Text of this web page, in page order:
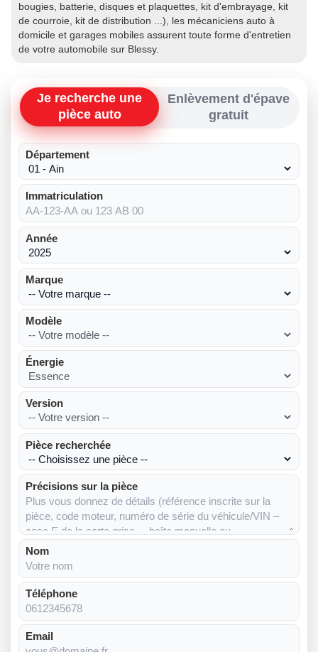
bougies, batterie, disques et plaquettes, kit d'embrayage, kit
de courroie, kit de distribution ...), les mécaniciens auto à
domicile et garages mobiles assurent toute forme d'entretien
de votre automobile sur Blessy.
Je recherche une
pièce auto
Enlèvement d'épave
gratuit
Département
Immatriculation
Année
Marque
Modèle
Énergie
Version
Pièce recherchée
Précisions sur la pièce
Nom
Téléphone
Email